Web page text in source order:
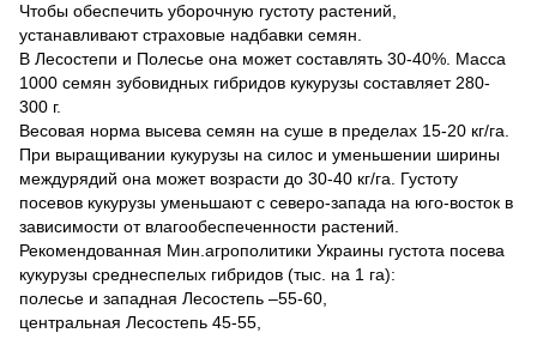
Чтобы обеспечить уборочную густоту растений,
устанавливают страховые надбавки семян.
В Лесостепи и Полесье она может составлять 30-40%. Масса
1000 семян зубовидных гибридов кукурузы составляет 280-
300 г.
Весовая норма высева семян на суше в пределах 15-20 кг/га.
При выращивании кукурузы на силос и уменьшении ширины
междурядий она может возрасти до 30-40 кг/га. Густоту
посевов кукурузы уменьшают с северо-запада на юго-восток в
зависимости от влагообеспеченности растений.
Рекомендованная Мин.агрополитики Украины густота посева
кукурузы среднеспелых гибридов (тыс. на 1 га):
полесье и западная Лесостепь –55-60,
центральная Лесостепь 45-55,